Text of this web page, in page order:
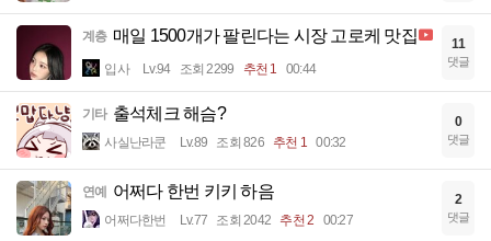
계층 매일 1500개가 팔린다는 시장 고로케 맛집
입사 Lv.94 조회 2299 추천 1 00:44
11
댓글
기타 출석체크 해슴?
사실난라쿤 Lv.89 조회 826 추천 1 00:32
0
댓글
연예 어쩌다 한번 키키 하음
어쩌다한번 Lv.77 조회 2042 추천 2 00:27
2
댓글